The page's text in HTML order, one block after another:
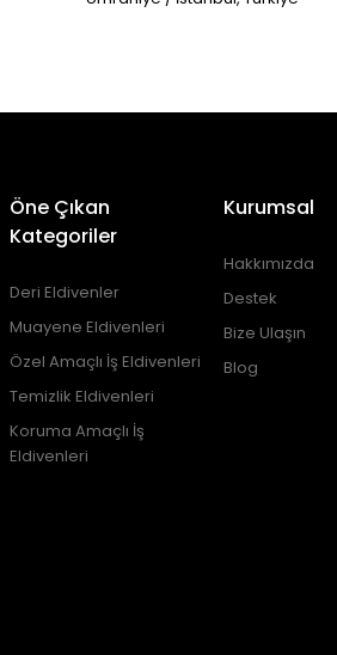
Öne Çıkan
Kategoriler
Deri Eldivenler
Muayene Eldivenleri
Özel Amaçlı İş Eldivenleri
Temizlik Eldivenleri
Koruma Amaçlı İş
Eldivenleri
Kurumsal
Hakkımızda
Destek
Bize Ulaşın
Blog